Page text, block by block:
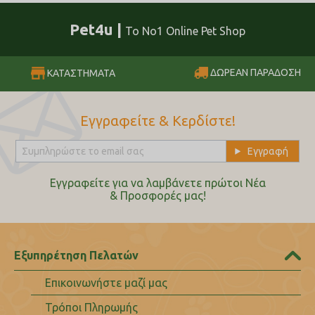
Pet4u | Το No1 Online Pet Shop
ΚΑΤΑΣΤΗΜΑΤΑ ΔΩΡΕΑΝ ΠΑΡΑΔΟΣΗ
Εγγραφείτε & Κερδίστε!
Εγγραφείτε για να λαμβάνετε πρώτοι Nέα
& Προσφορές μας!
Εξυπηρέτηση Πελατών
Επικοινωνήστε μαζί μας
Τρόποι Πληρωμής